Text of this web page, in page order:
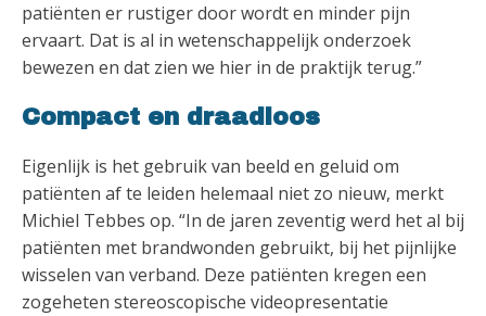
patiënten er rustiger door wordt en minder pijn
ervaart. Dat is al in wetenschappelijk onderzoek
bewezen en dat zien we hier in de praktijk terug.”
Compact en draadloos
Eigenlijk is het gebruik van beeld en geluid om
patiënten af te leiden helemaal niet zo nieuw, merkt
Michiel Tebbes op. “In de jaren zeventig werd het al bij
patiënten met brandwonden gebruikt, bij het pijnlijke
wisselen van verband. Deze patiënten kregen een
zogeheten stereoscopische videopresentatie